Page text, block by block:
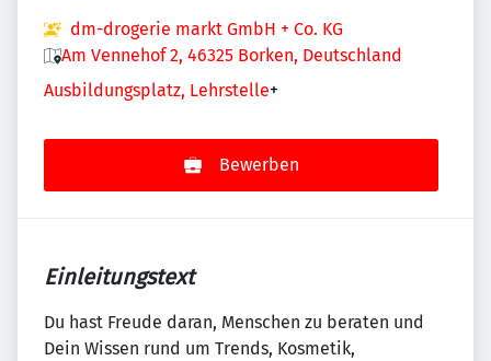
dm-drogerie markt GmbH + Co. KG
Am Vennehof 2, 46325 Borken, Deutschland
Ausbildungsplatz, Lehrstelle+
Bewerben
Einleitungstext
Du hast Freude daran, Menschen zu beraten und
Dein Wissen rund um Trends, Kosmetik,